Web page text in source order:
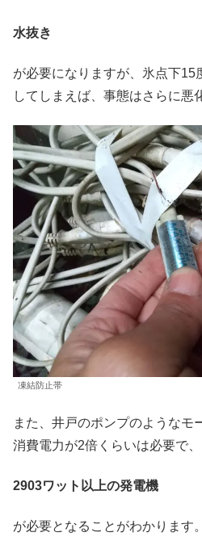
水抜き
が必要になりますが、氷点下15
してしまえば、事態はさらに悪
凍結防止帯
また、井戸のポンプのようなモ
消費電力が2倍くらいは必要で
2903ワット以上の発電機
が必要となることがわかります。